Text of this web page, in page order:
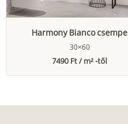
Harmony Bianco csempe
30×60
7490 Ft / m² -től